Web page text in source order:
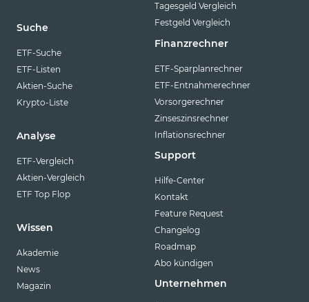
Suche
ETF-Suche
ETF-Listen
Aktien-Suche
Krypto-Liste
Analyse
ETF-Vergleich
Aktien-Vergleich
ETF Top Flop
Wissen
Akademie
News
Magazin
Tagesgeld Vergleich
Festgeld Vergleich
Finanzrechner
ETF-Sparplanrechner
ETF-Entnahmerechner
Vorsorgerechner
Zinseszinsrechner
Inflationsrechner
Support
Hilfe-Center
Kontakt
Feature Request
Changelog
Roadmap
Abo kündigen
Unternehmen